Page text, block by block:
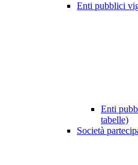
Enti pubblici
Enti
tabelle)
Società